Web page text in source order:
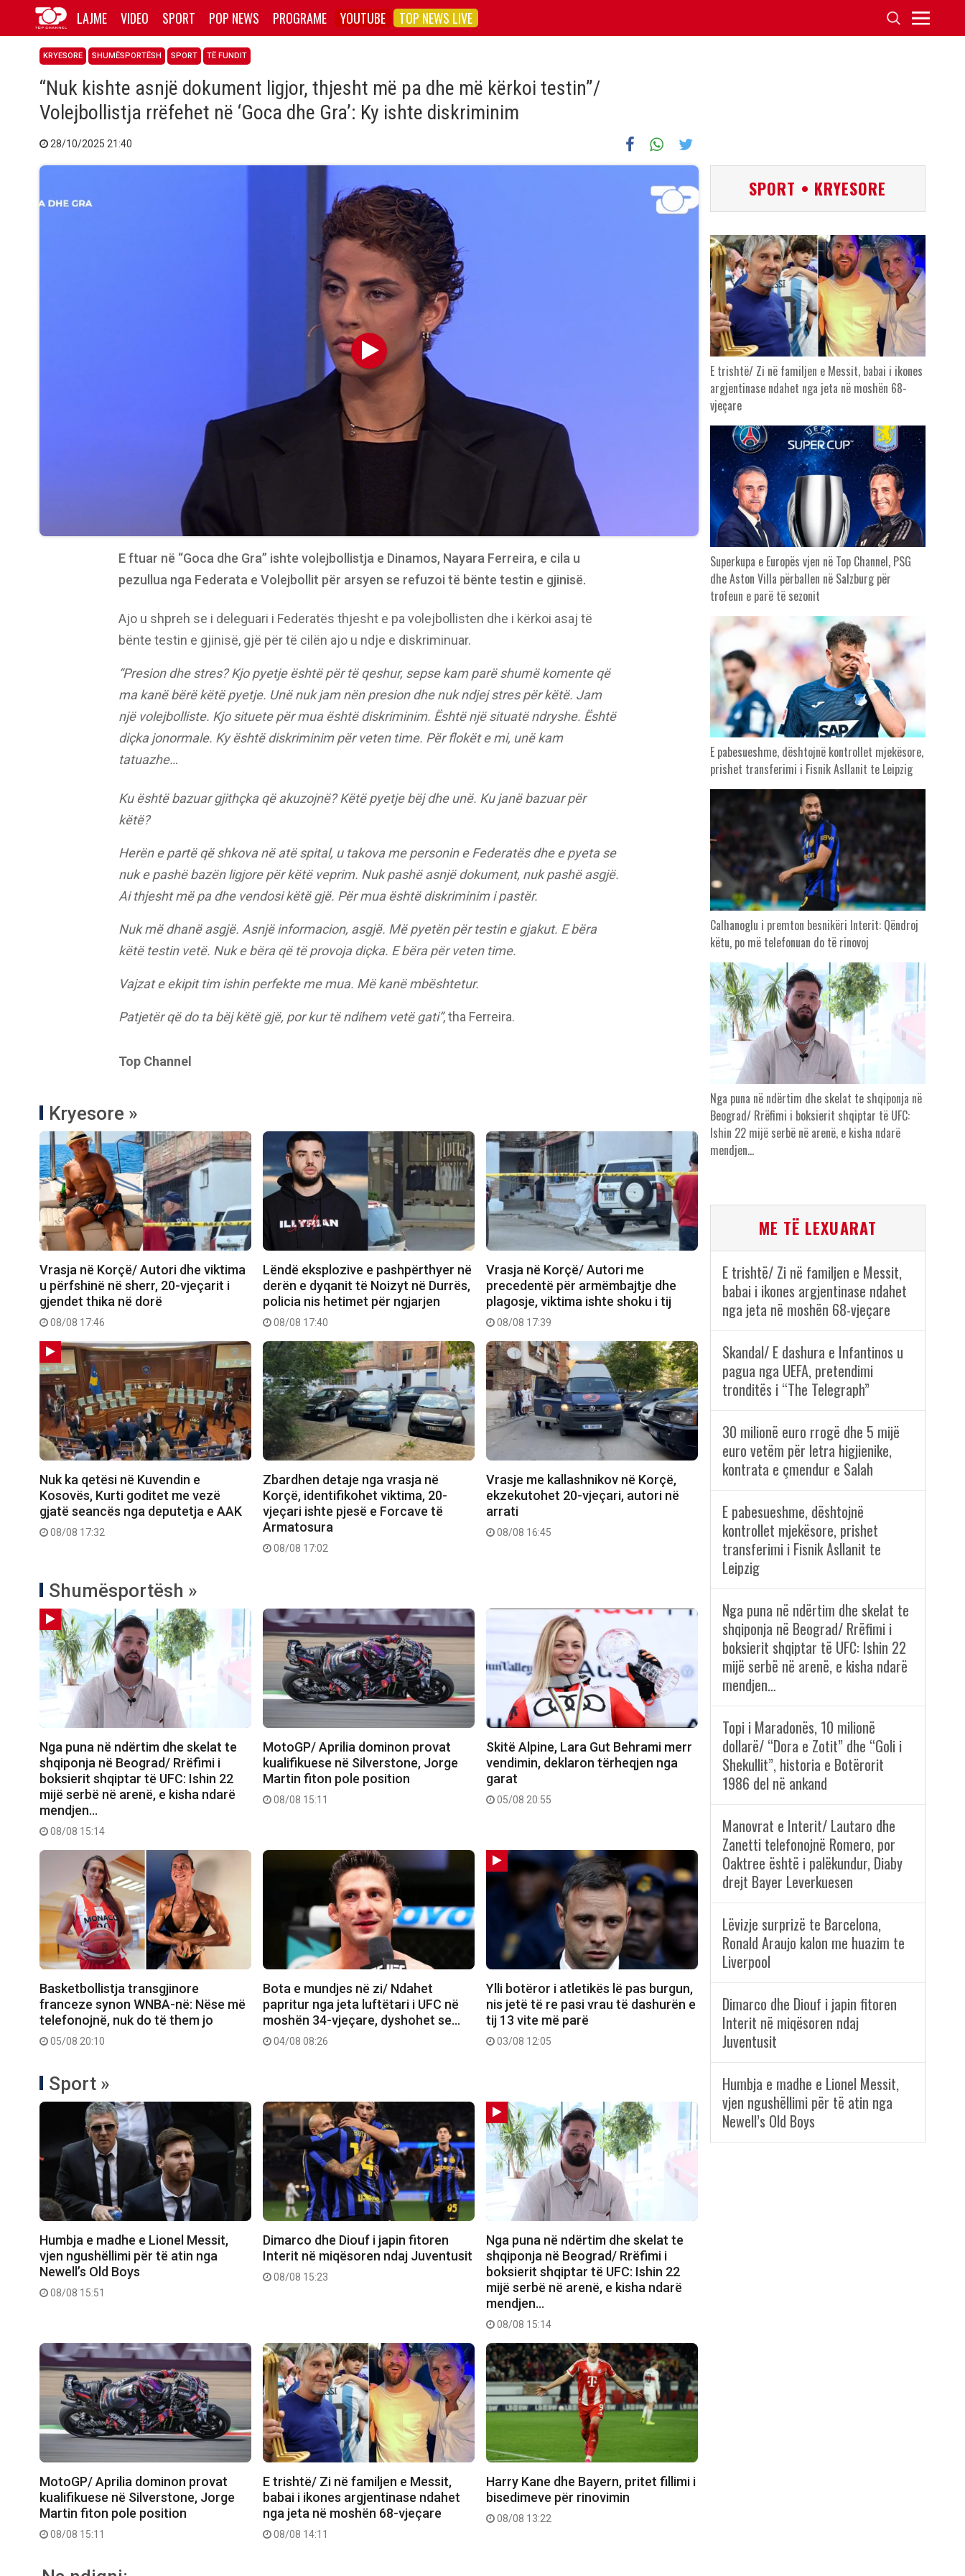
LAJME VIDEO SPORT POP NEWS PROGRAME YOUTUBE TOP NEWS LIVE
KRYESORE SHUMËSPORTËSH SPORT TË FUNDIT
“Nuk kishte asnjë dokument ligjor, thjesht më pa dhe më kërkoi testin”/
Volejbollistja rrëfehet në ‘Goca dhe Gra’: Ky ishte diskriminim
28/10/2025 21:40
E ftuar në “Goca dhe Gra” ishte volejbollistja e Dinamos, Nayara Ferreira, e cila u
pezullua nga Federata e Volejbollit për arsyen se refuzoi të bënte testin e gjinisë.
Ajo u shpreh se i deleguari i Federatës thjesht e pa volejbollisten dhe i kërkoi asaj të
bënte testin e gjinisë, gjë për të cilën ajo u ndje e diskriminuar.
“Presion dhe stres? Kjo pyetje është për të qeshur, sepse kam parë shumë komente që
ma kanë bërë këtë pyetje. Unë nuk jam nën presion dhe nuk ndjej stres për këtë. Jam
një volejbolliste. Kjo situete për mua është diskriminim. Është një situatë ndryshe. Është
diçka jonormale. Ky është diskriminim për veten time. Për flokët e mi, unë kam
tatuazhe…
Ku është bazuar gjithçka që akuzojnë? Këtë pyetje bëj dhe unë. Ku janë bazuar për
këtë?
Herën e partë që shkova në atë spital, u takova me personin e Federatës dhe e pyeta se
nuk e pashë bazën ligjore për këtë veprim. Nuk pashë asnjë dokument, nuk pashë asgjë.
Ai thjesht më pa dhe vendosi këtë gjë. Për mua është diskriminim i pastër.
Nuk më dhanë asgjë. Asnjë informacion, asgjë. Më pyetën për testin e gjakut. E bëra
këtë testin vetë. Nuk e bëra që të provoja diçka. E bëra për veten time.
Vajzat e ekipit tim ishin perfekte me mua. Më kanë mbështetur.
Patjetër që do ta bëj këtë gjë, por kur të ndihem vetë gati”, tha Ferreira.
Top Channel
Kryesore »
Vrasja në Korçë/ Autori dhe viktima
u përfshinë në sherr, 20-vjeçarit i
gjendet thika në dorë
08/08 17:46
Lëndë eksplozive e pashpërthyer në
derën e dyqanit të Noizyt në Durrës,
policia nis hetimet për ngjarjen
08/08 17:40
Vrasja në Korçë/ Autori me
precedentë për armëmbajtje dhe
plagosje, viktima ishte shoku i tij
08/08 17:39
Nuk ka qetësi në Kuvendin e
Kosovës, Kurti goditet me vezë
gjatë seancës nga deputetja e AAK
08/08 17:32
Zbardhen detaje nga vrasja në
Korçë, identifikohet viktima, 20-
vjeçari ishte pjesë e Forcave të
Armatosura
08/08 17:02
Vrasje me kallashnikov në Korçë,
ekzekutohet 20-vjeçari, autori në
arrati
08/08 16:45
Shumësportësh »
Nga puna në ndërtim dhe skelat te
shqiponja në Beograd/ Rrëfimi i
boksierit shqiptar të UFC: Ishin 22
mijë serbë në arenë, e kisha ndarë
mendjen…
08/08 15:14
MotoGP/ Aprilia dominon provat
kualifikuese në Silverstone, Jorge
Martin fiton pole position
08/08 15:11
Skitë Alpine, Lara Gut Behrami merr
vendimin, deklaron tërheqjen nga
garat
05/08 20:55
Basketbollistja transgjinore
franceze synon WNBA-në: Nëse më
telefonojnë, nuk do të them jo
05/08 20:10
Bota e mundjes në zi/ Ndahet
papritur nga jeta luftëtari i UFC në
moshën 34-vjeçare, dyshohet se…
04/08 08:26
Ylli botëror i atletikës lë pas burgun,
nis jetë të re pasi vrau të dashurën e
tij 13 vite më parë
03/08 12:05
Sport »
Humbja e madhe e Lionel Messit,
vjen ngushëllimi për të atin nga
Newell’s Old Boys
08/08 15:51
Dimarco dhe Diouf i japin fitoren
Interit në miqësoren ndaj Juventusit
08/08 15:23
Nga puna në ndërtim dhe skelat te
shqiponja në Beograd/ Rrëfimi i
boksierit shqiptar të UFC: Ishin 22
mijë serbë në arenë, e kisha ndarë
mendjen…
08/08 15:14
MotoGP/ Aprilia dominon provat
kualifikuese në Silverstone, Jorge
Martin fiton pole position
08/08 15:11
E trishtë/ Zi në familjen e Messit,
babai i ikones argjentinase ndahet
nga jeta në moshën 68-vjeçare
08/08 14:11
Harry Kane dhe Bayern, pritet fillimi i
bisedimeve për rinovimin
08/08 13:22
SPORT • KRYESORE
E trishtë/ Zi në familjen e Messit, babai i ikones
argjentinase ndahet nga jeta në moshën 68-
vjeçare
Superkupa e Europës vjen në Top Channel, PSG
dhe Aston Villa përballen në Salzburg për
trofeun e parë të sezonit
E pabesueshme, dështojnë kontrollet mjekësore,
prishet transferimi i Fisnik Asllanit te Leipzig
Calhanoglu i premton besnikëri Interit: Qëndroj
këtu, po më telefonuan do të rinovoj
Nga puna në ndërtim dhe skelat te shqiponja në
Beograd/ Rrëfimi i boksierit shqiptar të UFC:
Ishin 22 mijë serbë në arenë, e kisha ndarë
mendjen…
ME TË LEXUARAT
E trishtë/ Zi në familjen e Messit,
babai i ikones argjentinase ndahet
nga jeta në moshën 68-vjeçare
Skandal/ E dashura e Infantinos u
pagua nga UEFA, pretendimi
tronditës i “The Telegraph”
30 milionë euro rrogë dhe 5 mijë
euro vetëm për letra higjienike,
kontrata e çmendur e Salah
E pabesueshme, dështojnë
kontrollet mjekësore, prishet
transferimi i Fisnik Asllanit te
Leipzig
Nga puna në ndërtim dhe skelat te
shqiponja në Beograd/ Rrëfimi i
boksierit shqiptar të UFC: Ishin 22
mijë serbë në arenë, e kisha ndarë
mendjen…
Topi i Maradonës, 10 milionë
dollarë/ “Dora e Zotit” dhe “Goli i
Shekullit”, historia e Botërorit
1986 del në ankand
Manovrat e Interit/ Lautaro dhe
Zanetti telefonojnë Romero, por
Oaktree është i palëkundur, Diaby
drejt Bayer Leverkuesen
Lëvizje surprizë te Barcelona,
Ronald Araujo kalon me huazim te
Liverpool
Dimarco dhe Diouf i japin fitoren
Interit në miqësoren ndaj
Juventusit
Humbja e madhe e Lionel Messit,
vjen ngushëllimi për të atin nga
Newell’s Old Boys